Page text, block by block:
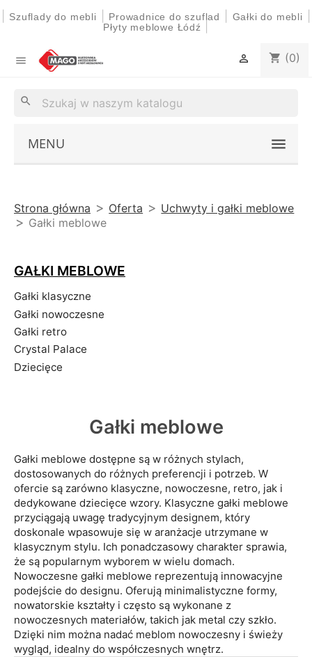
Szuflady do mebli Prowadnice do szuflad Gałki do mebli
Płyty meblowe Łódź
 shopping_cart (0)

search
MENU
Strona główna Oferta
Uchwyty i gałki meblowe
Gałki meblowe
GAŁKI MEBLOWE
Gałki klasyczne
Gałki nowoczesne
Gałki retro
Crystal Palace
Dziecięce
Gałki meblowe
Gałki meblowe dostępne są w różnych stylach,
dostosowanych do różnych preferencji i potrzeb. W
ofercie są zarówno klasyczne, nowoczesne, retro, jak i
dedykowane dziecięce wzory. Klasyczne gałki meblowe
przyciągają uwagę tradycyjnym designem, który
doskonale wpasowuje się w aranżacje utrzymane w
klasycznym stylu. Ich ponadczasowy charakter sprawia,
że są popularnym wyborem w wielu domach.
Nowoczesne gałki meblowe reprezentują innowacyjne
podejście do designu. Oferują minimalistyczne formy,
nowatorskie kształty i często są wykonane z
nowoczesnych materiałów, takich jak metal czy szkło.
Dzięki nim można nadać meblom nowoczesny i świeży
wygląd, idealny do współczesnych wnętrz.